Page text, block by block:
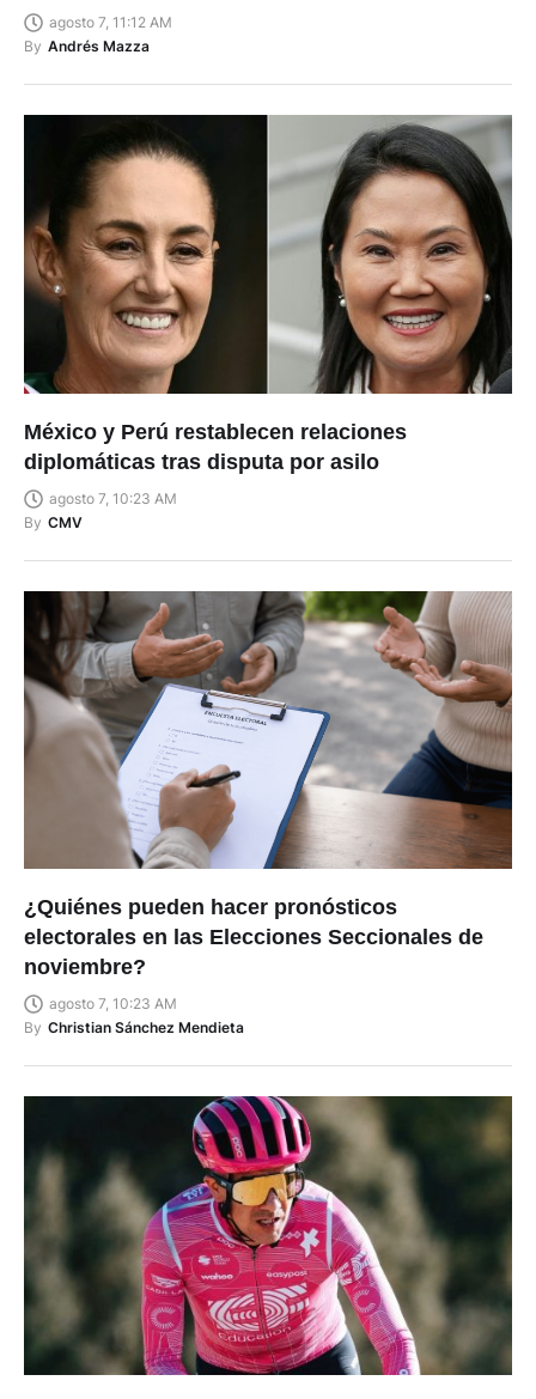
agosto 7, 11:12 AM
By Andrés Mazza
México y Perú restablecen relaciones
diplomáticas tras disputa por asilo
agosto 7, 10:23 AM
By CMV
¿Quiénes pueden hacer pronósticos
electorales en las Elecciones Seccionales de
noviembre?
agosto 7, 10:23 AM
By Christian Sánchez Mendieta